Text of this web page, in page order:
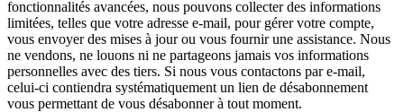
fonctionnalités avancées, nous pouvons collecter des informations
limitées, telles que votre adresse e-mail, pour gérer votre compte,
vous envoyer des mises à jour ou vous fournir une assistance. Nous
ne vendons, ne louons ni ne partageons jamais vos informations
personnelles avec des tiers. Si nous vous contactons par e-mail,
celui-ci contiendra systématiquement un lien de désabonnement
vous permettant de vous désabonner à tout moment.